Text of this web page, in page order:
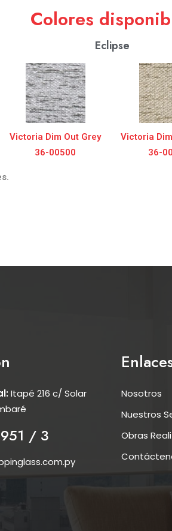
Colores
Eclipse
Victoria Dim Out Grey
36-00500
Victoria
36-
Itapé 216 c/ Solar
/ 3
Nosotros
Nuestros
Obras